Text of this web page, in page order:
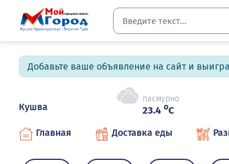
Добавьте ваше объявление на сайт и
Кушва
пасмурно
23.4 oC
Главная Доставка еды